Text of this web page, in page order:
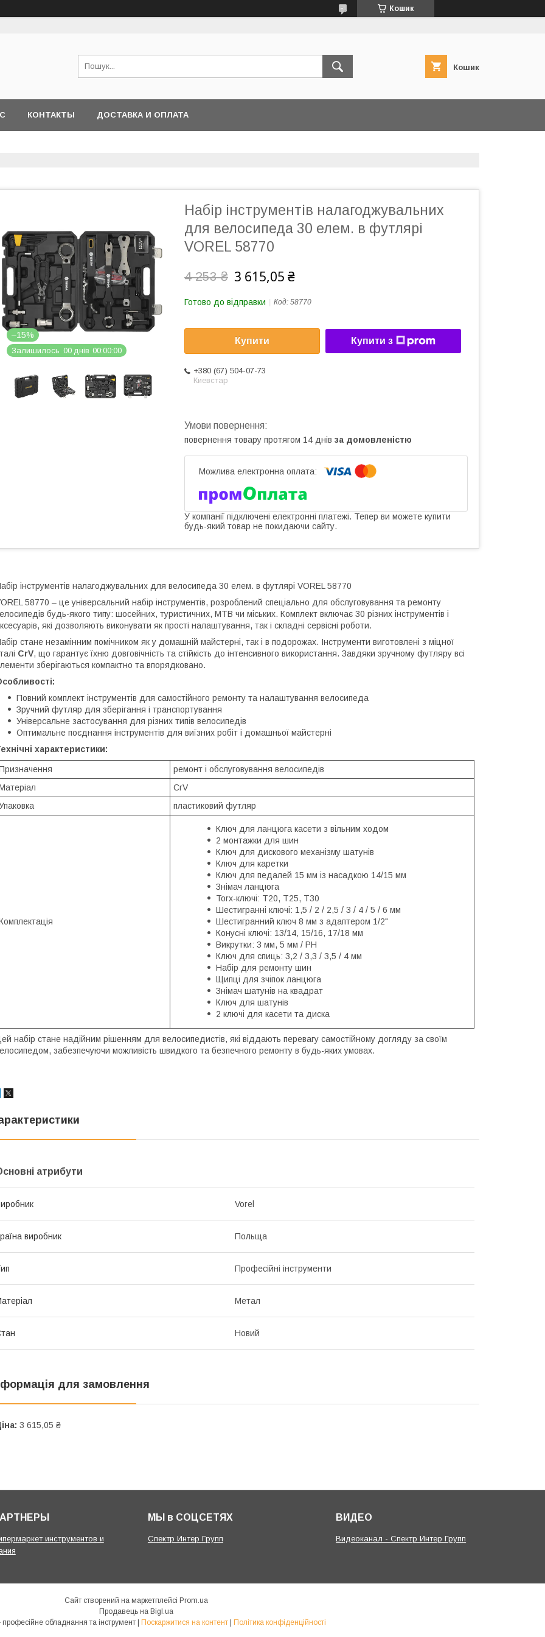
Кошик
Кошик
КОНТАКТЫ ДОСТАВКА И ОПЛАТА
–15%
Залишилось 00 днів 00 00 00
Набір інструментів налагоджувальних
для велосипеда 30 елем. в футлярі
VOREL 58770
4 253 ₴ 3 615,05 ₴
Готово до відправки Код: 58770
Купити Купити з
+380 (67) 504-07-73
Киевстар
повернення товару протягом 14 днів за домовленістю
У компанії підключені електронні платежі. Тепер ви можете купити
будь-який товар не покидаючи сайту.
інструментів налагоджувальних для велосипеда 30 елем. в футлярі VOREL 58770
58770 – це універсальний набір інструментів, розроблений спеціально для обслуговування та ремонту
будь-якого типу: шосейних, туристичних, MTB чи міських. Комплект включає 30 різних інструментів і
які дозволяють виконувати як прості налаштування, так і складні сервісні роботи.
стане незамінним помічником як у домашній майстерні, так і в подорожах. Інструменти виготовлені з міцної
CrV, що гарантує їхню довговічність та стійкість до інтенсивного використання. Завдяки зручному футляру всі
зберігаються компактно та впорядковано.
Повний комплект інструментів для самостійного ремонту та налаштування велосипеда
Зручний футляр для зберігання і транспортування
Універсальне застосування для різних типів велосипедів
Оптимальне поєднання інструментів для виїзних робіт і домашньої майстерні
характеристики:
ремонт і обслуговування велосипедів
CrV
пластиковий футляр
Ключ для ланцюга касети з вільним ходом
2 монтажки для шин
Ключ для дискового механізму шатунів
Ключ для каретки
Ключ для педалей 15 мм із насадкою 14/15 мм
Знімач ланцюга
Torx-ключі: T20, T25, T30
Шестигранні ключі: 1,5 / 2 / 2,5 / 3 / 4 / 5 / 6 мм
Шестигранний ключ 8 мм з адаптером 1/2"
Конусні ключі: 13/14, 15/16, 17/18 мм
Викрутки: 3 мм, 5 мм / PH
Ключ для спиць: 3,2 / 3,3 / 3,5 / 4 мм
Набір для ремонту шин
Щипці для зчіпок ланцюга
Знімач шатунів на квадрат
Ключ для шатунів
2 ключі для касети та диска
набір стане надійним рішенням для велосипедистів, які віддають перевагу самостійному догляду за своїм
забезпечуючи можливість швидкого та безпечного ремонту в будь-яких умовах.
атрибути
Vorel
виробник Польща
Професійні інструменти
Метал
Новий
для замовлення
3 615,05 ₴
инструментов и
МЫ в СОЦСЕТЯХ
Спектр Интер Групп
ВИДЕО
Видеоканал - Спектр Интер Групп
Сайт створений на маркетплейсі Prom.ua
Продавець на Bigl.ua
Спектр Маркет - професійне обладнання та інструмент | Поскаржитися на контент | Політика конфіденційності